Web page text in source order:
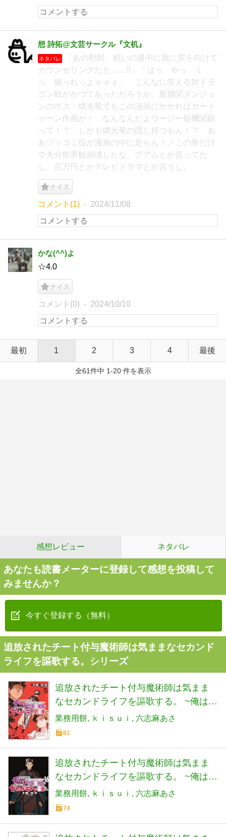
想 詩拓@文芸サークル『文机』
ネタバレ
「あの野郎 戦いの最中に我に尻を向けて
カウンセリングだと……!!」「はっ やっ く
っ 振っれっよォォォ」 こんなに笑える対ドラ
ゴン戦がかつてあっただろうか。最難関ダンジョ
ンのボス・燐光竜でもこの漫画にかかればカート
ゥーン作画か！ なんなんだよウージー短機関銃
って！？ しかも燐光竜の隠し持つもん！？ あ
あツッコミ役が漫画の中に足らん！／この巻だけ
で大分世界観崩壊したな。グアムとか言ってた
し。百万円とかテレビドラマとか言うし。
ナイス
コメント(1) 2024/11/08
かな(^^)よ
☆4.0
ナイス
コメント(0) 2024/10/10
最初 1 2 3 4 最後
全61件中 1-20 件を表示
感想レビュー ネタバレ
あなたも読書メーターに登録して感想を投稿して
みませんか？
今すぐ登録する（無料）
追放されたチート付与魔術師は気ままなセカンド
ライフを謳歌する。シリーズ
追放されたチート付与魔術師は気まま
なセカンドライフを謳歌する。 ~俺は武
器だけじゃなく、あらゆるものに『強
化ポイント』を付与できるし、俺の意
残った人たち大丈夫?~(15) (KCデラック
ス)
業務用餅 ｋｉｓｕｉ 六志麻あさ
81
追放されたチート付与魔術師は気まま
なセカンドライフを謳歌する。 ~俺は武
器だけじゃなく、あらゆるものに『強
化ポイント』を付与できるし、俺の意
業務用餅 ｋｉｓｕｉ 六志麻あさ
74